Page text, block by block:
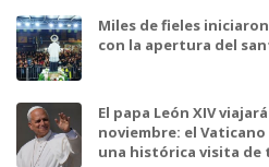
Miles de fieles
con la apertura del
El papa León XIV
noviembre: el
una histórica visita de